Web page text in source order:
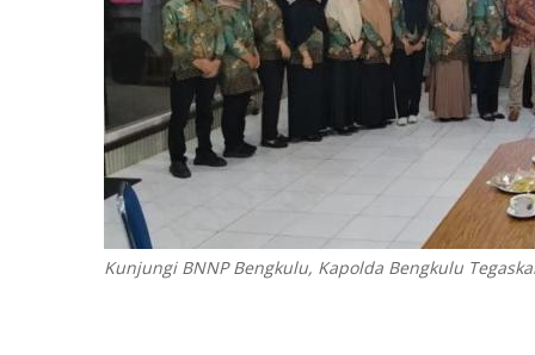
Kunjungi BNNP Bengkulu, Kapolda Bengkulu